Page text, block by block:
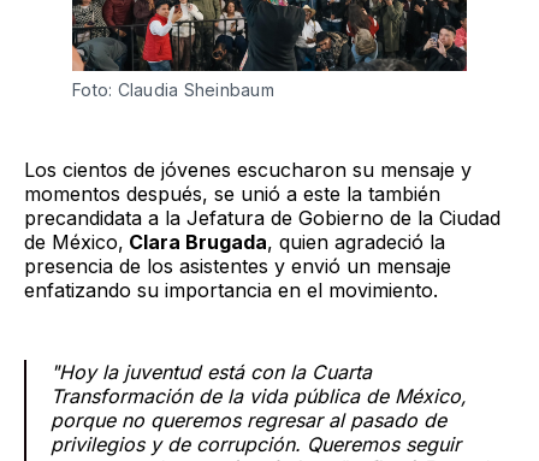
Foto: Claudia Sheinbaum
Los cientos de jóvenes escucharon su mensaje y
momentos después, se unió a este la también
precandidata a la Jefatura de Gobierno de la Ciudad
de México, Clara Brugada, quien agradeció la
presencia de los asistentes y envió un mensaje
enfatizando su importancia en el movimiento.
"Hoy la juventud está con la Cuarta
Transformación de la vida pública de México,
porque no queremos regresar al pasado de
privilegios y de corrupción. Queremos seguir